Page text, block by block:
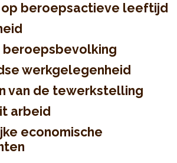
beroepsactieve leeftijd
beroepsbevolking
werkgelegenheid
van de tewerkstelling
arbeid
economische